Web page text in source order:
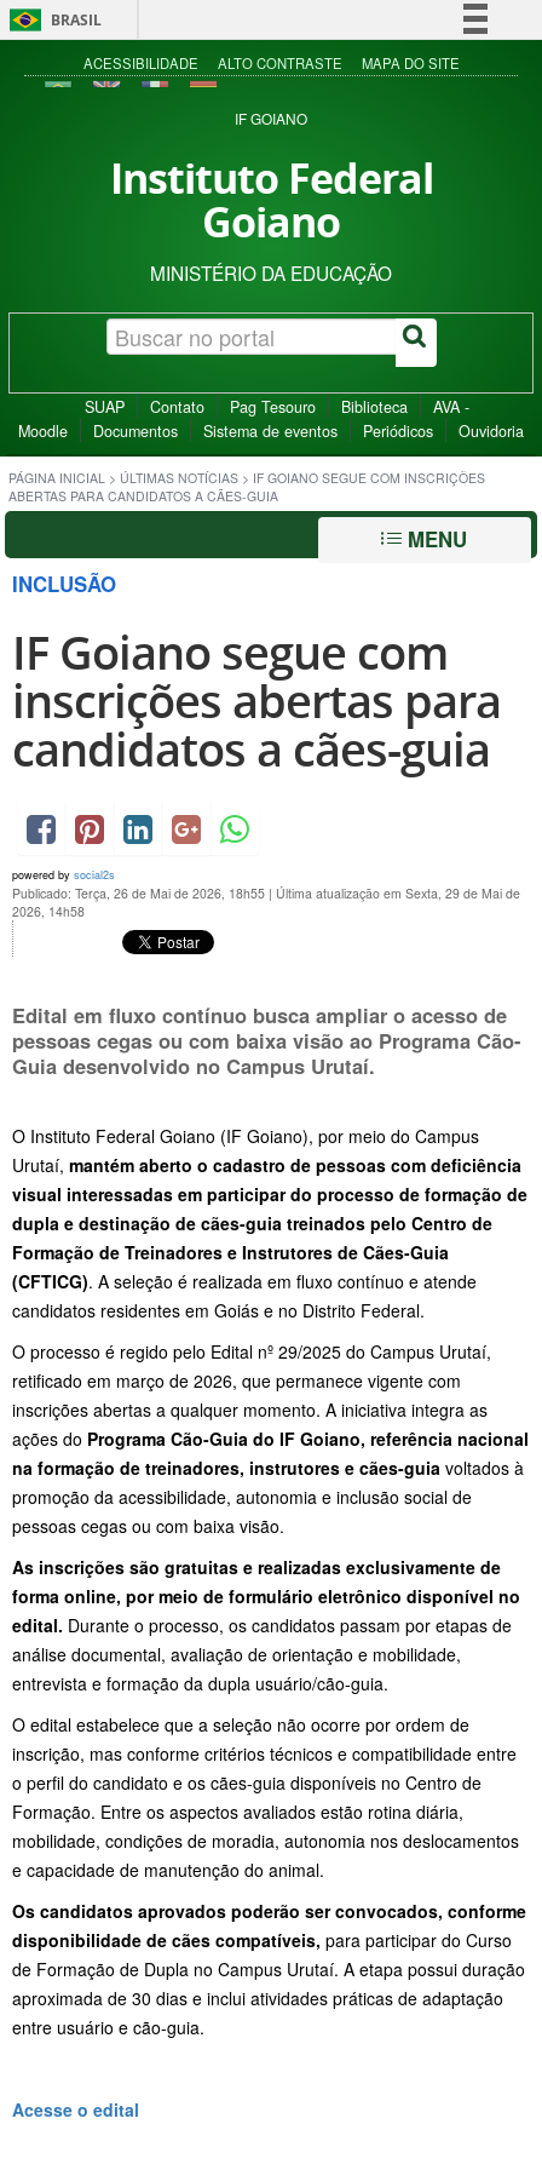
BRASIL
Simplifique!
Acesso à informação
ACESSIBILIDADE ALTO CONTRASTE MAPA DO SITE
IF GOIANO
Instituto Federal
Goiano
MINISTÉRIO DA EDUCAÇÃO
SUAP Contato Pag Tesouro Biblioteca
AVA -
Moodle
Documentos Sistema de eventos Periódicos Ouvidoria
PÁGINA INICIAL > ÚLTIMAS NOTÍCIAS > IF GOIANO SEGUE COM INSCRIÇÕES
ABERTAS PARA CANDIDATOS A CÃES-GUIA
MENU
INCLUSÃO
IF Goiano segue com
inscrições abertas para
candidatos a cães-guia
powered by social2s
Publicado: Terça, 26 de Mai de 2026, 18h55 | Última atualização em Sexta, 29 de Mai de
2026, 14h58
Edital em fluxo contínuo busca ampliar o acesso de
pessoas cegas ou com baixa visão ao Programa Cão-
Guia desenvolvido no Campus Urutaí.
O Instituto Federal Goiano (IF Goiano), por meio do Campus
Urutaí, mantém aberto o cadastro de pessoas com deficiência
visual interessadas em participar do processo de formação de
dupla e destinação de cães-guia treinados pelo Centro de
Formação de Treinadores e Instrutores de Cães-Guia
(CFTICG). A seleção é realizada em fluxo contínuo e atende
candidatos residentes em Goiás e no Distrito Federal.
O processo é regido pelo Edital nº 29/2025 do Campus Urutaí,
retificado em março de 2026, que permanece vigente com
inscrições abertas a qualquer momento. A iniciativa integra as
ações do Programa Cão-Guia do IF Goiano, referência nacional
na formação de treinadores, instrutores e cães-guia voltados à
promoção da acessibilidade, autonomia e inclusão social de
pessoas cegas ou com baixa visão.
As inscrições são gratuitas e realizadas exclusivamente de
forma online, por meio de formulário eletrônico disponível no
edital. Durante o processo, os candidatos passam por etapas de
análise documental, avaliação de orientação e mobilidade,
entrevista e formação da dupla usuário/cão-guia.
O edital estabelece que a seleção não ocorre por ordem de
inscrição, mas conforme critérios técnicos e compatibilidade entre
o perfil do candidato e os cães-guia disponíveis no Centro de
Formação. Entre os aspectos avaliados estão rotina diária,
mobilidade, condições de moradia, autonomia nos deslocamentos
e capacidade de manutenção do animal.
Os candidatos aprovados poderão ser convocados, conforme
disponibilidade de cães compatíveis, para participar do Curso
de Formação de Dupla no Campus Urutaí. A etapa possui duração
aproximada de 30 dias e inclui atividades práticas de adaptação
entre usuário e cão-guia.
Acesse o edital